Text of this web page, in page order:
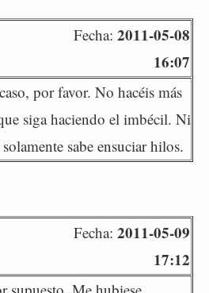
Fecha: 2011-05-08
16:07
por favor. No hacéis más
siga haciendo el imbécil. Ni
sabe ensuciar hilos.
Fecha: 2011-05-09
17:12